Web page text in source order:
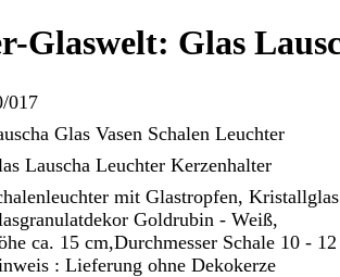
Glaswelt: Glas
017
Glas Vasen Schalen Leuchter
Lauscha Leuchter Kerzenhalter
mit Glastropfen,
Goldrubin - Weiß,
ca. 15 cm,Durchmesser Schale 10 -
: Lieferung ohne Dekokerze